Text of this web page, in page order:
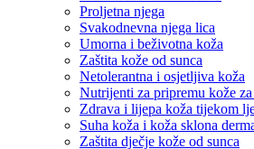
Proljetna njega
Svakodnevna njega lica
Umorna i beživotna koža
Zaštita kože od sunca
Netolerantna i osjetljiva koža
Nutrijenti za pripremu kože za
Zdrava i lijepa koža tijekom
Suha koža i koža sklona
Zaštita dječje kože od sunca